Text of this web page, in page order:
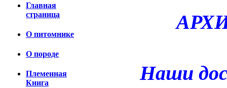
Главная
страница
О питомнике
О породе
Племенная
Книга
Наши